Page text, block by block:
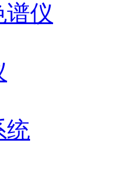
谱仪
统